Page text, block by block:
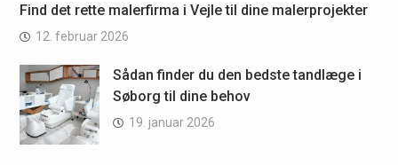
Find det rette malerfirma i Vejle til dine malerprojekter
12. februar 2026
Sådan finder du den bedste tandlæge i
Søborg til dine behov
19. januar 2026